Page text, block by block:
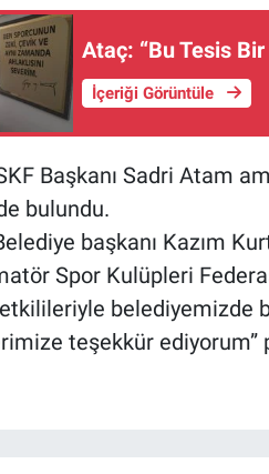
Ataç: “Bu Tesis
İçeriği Görüntüle
Başkanı Sadri Atam
bulundu.
başkanı Kazım
Spor Kulüpleri
belediyemizde
teşekkür ediyorum”